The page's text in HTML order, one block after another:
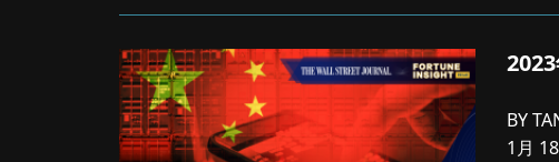
BY
1月